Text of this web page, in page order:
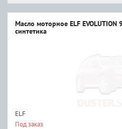
Масло моторное ELF EVOLUTION
синтетика
ELF
Под заказ